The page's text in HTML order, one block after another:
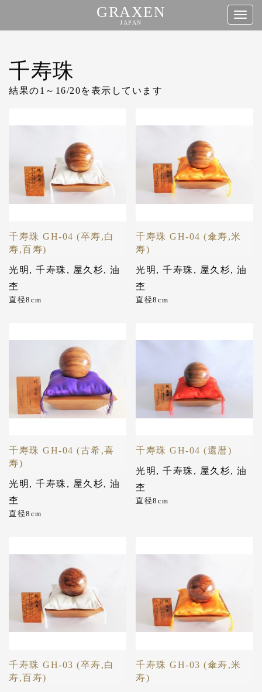
テ
ン
GRAXEN
JAPAN
タ
千寿珠
結果の1～16/20を表示しています
千寿珠 GH-04 (卒寿,白
寿,百寿)
光明 , 千寿珠 , 屋久杉, 油
杢
直径8cm
千寿珠 GH-04 (傘寿,米
寿)
光明 ,千寿珠 , 屋久杉,油
杢
直径8cm
千寿珠 GH-04 (古希,喜
寿)
光明 , 千寿珠 , 屋久杉, 油
杢
直径8cm
千寿珠 GH-04 (還暦)
光明 ,千寿珠 , 屋久杉,油
杢
直径8cm
千寿珠 GH-03 (卒寿,白
寿,百寿)
千寿珠 GH-03 (傘寿,米
寿)